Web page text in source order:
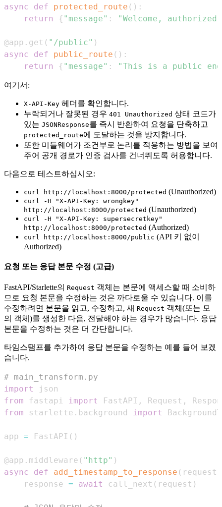
async
def protected_route ( ) :
return
{ "message" : "Welcome,
@app . get ( "/public" )
async
def public_route ( ) :
return
{ "message" : "This is a public
여기서:
X-API-Key 헤더를 확인합니다.
누락되거나 잘못된 경우 401 Unauthorized 상태 코드가
있는 JSONResponse를 즉시 반환하여 요청을 단축하고
protected_route에 도달하는 것을 방지합니다.
또한 미들웨어가 조건부로 논리를 적용하는 방법을 보여
주어 공개 경로가 인증 검사를 건너뛰도록 허용합니다.
다음으로 테스트하십시오:
curl http://localhost:8000/protected (Unauthorized)
curl -H "X-API-Key: wrongkey"
http://localhost:8000/protected (Unauthorized)
curl -H "X-API-Key: supersecretkey"
http://localhost:8000/protected (Authorized)
curl http://localhost:8000/public (API 키 없이
Authorized)
요청 또는 응답 본문 수정 (고급)
FastAPI/Starlette의 Request 객체는 본문에 액세스할 때 소비하
므로 요청 본문을 수정하는 것은 까다로울 수 있습니다. 이를
수정하려면 본문을 읽고, 수정하고, 새 Request 객체(또는 모
의 객체)를 생성한 다음, 전달해야 하는 경우가 많습니다. 응답
본문을 수정하는 것은 더 간단합니다.
타임스탬프를 추가하여 응답 본문을 수정하는 예를 들어 보겠
습니다.
# main_transform.py
import
from fastapi import FastAPI , Request ,
from starlette . background import
app = FastAPI ( )
@app . middleware ( "http" )
async
def add_timestamp_to_response ( request
    response
= await call_next ( request )